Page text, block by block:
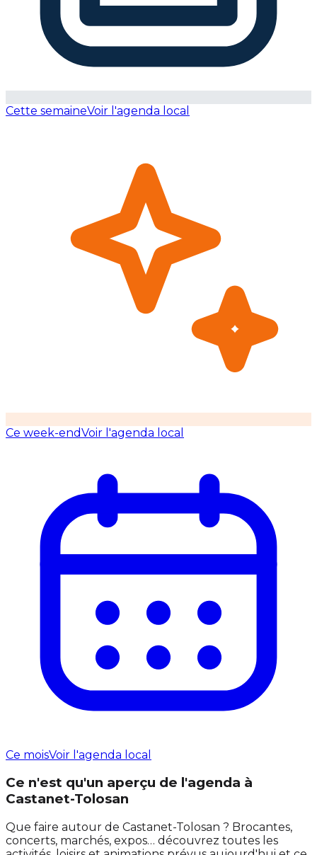
Cette semaineVoir l'agenda local
Ce week-endVoir l'agenda local
Ce moisVoir l'agenda local
Ce n'est qu'un aperçu de l'agenda à
Castanet-Tolosan
Que faire autour de Castanet-Tolosan ? Brocantes,
concerts, marchés, expos… découvrez toutes les